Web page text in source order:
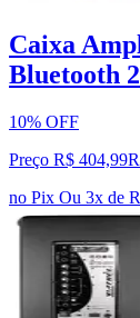
Caixa
Bluetooth
10% OFF
Preço R$ 404,99
no Pix Ou 3x de